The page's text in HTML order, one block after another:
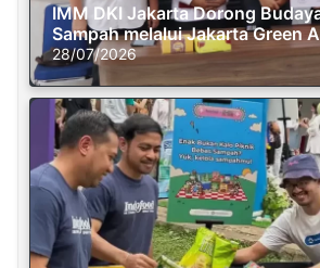
IMM DKI Jakarta Dorong
Sampah melalui Jakarta Green
28/07/2026